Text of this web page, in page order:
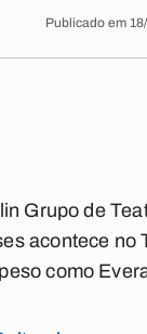
Publicado em
Grupo de
acontece
como